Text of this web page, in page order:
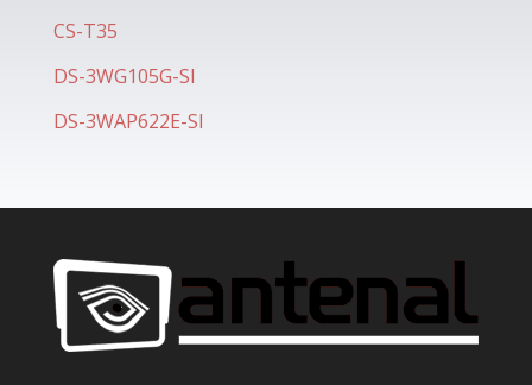
CS-T35
DS-3WG105G-SI
DS-3WAP622E-SI